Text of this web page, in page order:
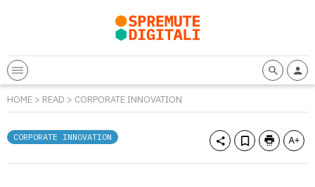
HOME > READ > CORPORATE INNOVATION
CORPORATE INNOVATION